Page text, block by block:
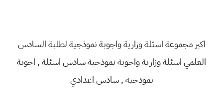
اكبر مجموعة اسئلة وزارية واجوبة نموذجية لطلبة السادس
العلمياسئلة وزارية واجوبة نموذجية سادساسئلة , اجوبة
نموذجية , سادس اعدادي